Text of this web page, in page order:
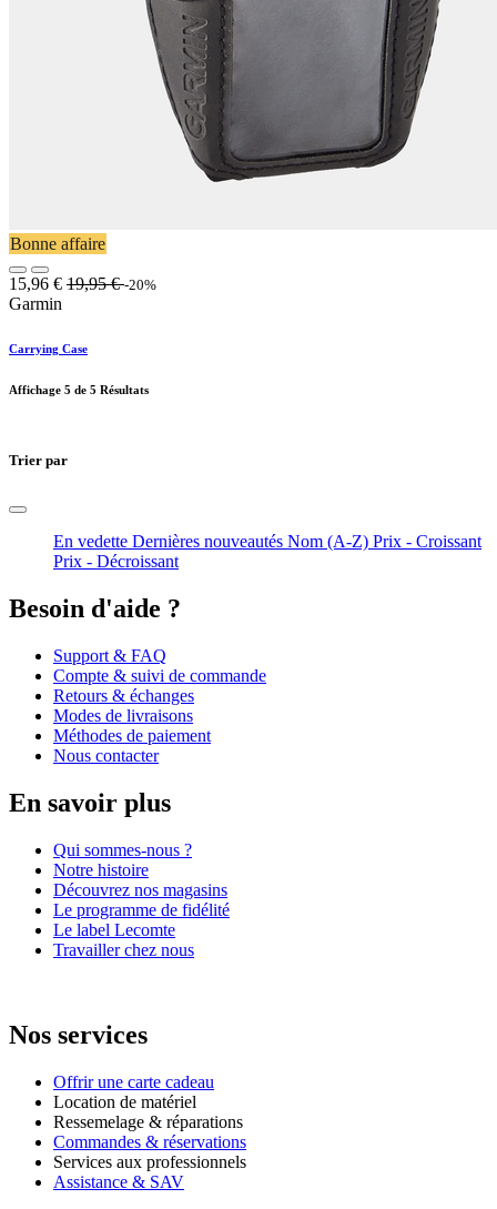
Bonne affaire
15,96 € 19,95€ -20%
Garmin
Carrying Case
Affichage 5 de 5 Résultats
Trier par
En vedette Dernières nouveautés Nom (A-Z) Prix - Croissant
Prix - Décroissant
Besoin d'aide ?
Support & FAQ
Compte & suivi de commande
Retours & échanges
Modes de livraisons
Méthodes de paiement
Nous contacter
En savoir plus
Qui sommes-nous ?
Notre histoire
Découvrez nos magasins
Le programme de fidélité
Le label Lecomte
Travailler chez nous
Nos services
Offrir une carte cadeau
Location de matériel
Ressemelage & réparations
Commandes & réservations
Services aux professionnels
Assistance & SAV